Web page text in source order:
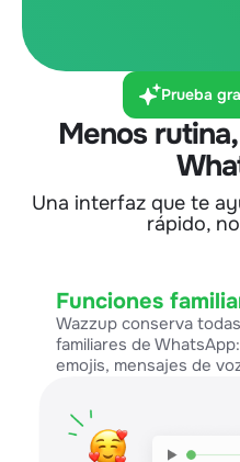
Prueba
Menos
Una interfaz que te
rápido,
Funciones
Wazzup conserva
familiares de
emojis, mensajes de